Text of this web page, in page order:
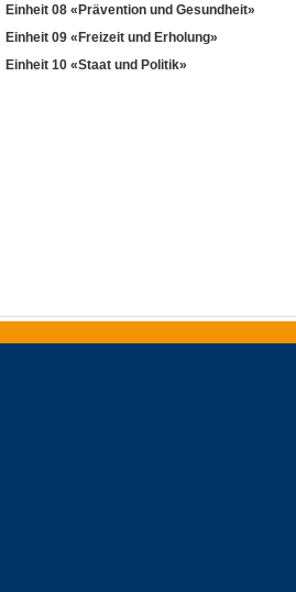
Einheit 08 «Prävention und Gesundheit»
Einheit 09 «Freizeit und Erholung»
Einheit 10 «Staat und Politik»